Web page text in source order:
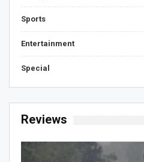
Sports
Entertainment
Special
Reviews